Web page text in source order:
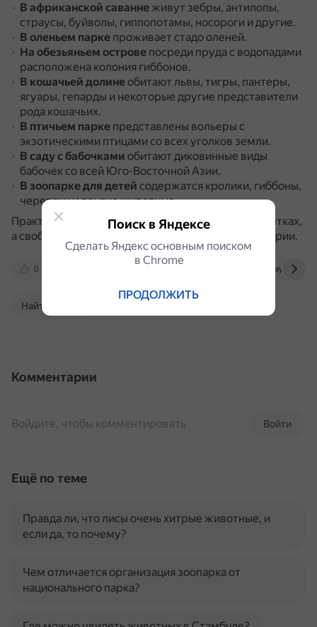
В африканской саванне живут зебры, антилопы,
страусы, буйволы, гиппопотамы, носороги и другие.
В оленьем парке проживает стадо оленей.
На обезьяньем острове посреди пруда с водопадами
расположена колония гиббонов.
В кошачьей долинеобитают львы, тигры, пантеры,
ягуары, гепарды и некоторые другие представители
рода кошачьих.
В птичьем парке представлены вольеры с
экзотическими птицами со всех уголков земли.
В саду с бабочками обитают диковинные виды
бабочек со всей Юго-Восточной Азии.
В зоопарке для детей содержатся кролики, гиббоны,
черепахи и другие животные.
Практически все птицы и звери находятся не в клетках,
а свободно разгуливают по огороженной территории.
0 pattaya-city.ru
Найти в Поиске
Комментарии
Войти
Войдите, чтобы комментировать
Ещё по теме
Правда ли, что лисы очень хитрые животные, и
если да, то почему?
Чем отличается организация зоопарка от
национального парка?
Поиск в Яндексе
Сделать Яндекс основным поиском
в Сhrome
ПРОДОЛЖИТЬ